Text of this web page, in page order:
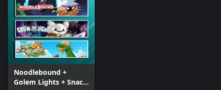
Noodlebound +
Golem Lights + Snack